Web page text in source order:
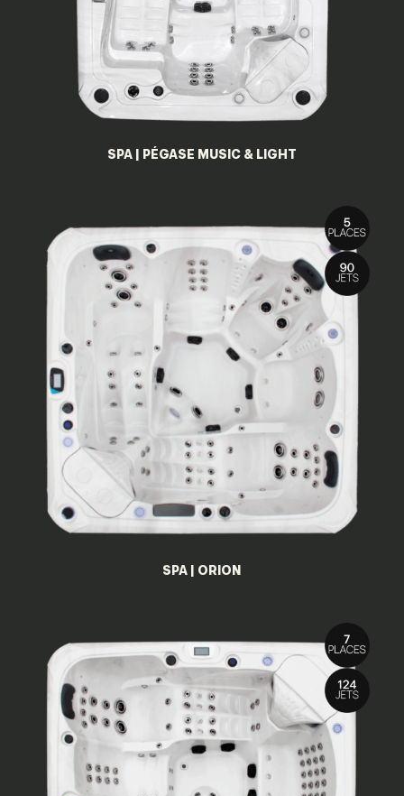
SPA | PÉGASE MUSIC & LIGHT
SPA | ORION